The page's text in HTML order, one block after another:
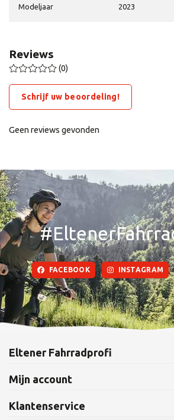
Modeljaar 2023
Reviews
(0)
Schrijf uw beoordeling!
Geen reviews gevonden
FACEBOOK INSTAGRAM
Eltener Fahrradprofi
Mijn account
Klantenservice